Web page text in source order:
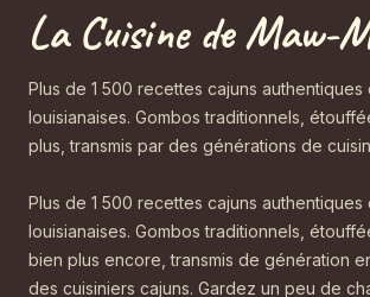
La Cuisine de Maw-
Plus de 1 500 recettes cajuns authentiques
louisianaises. Gombos traditionnels,
plus, transmis par des générations de
Plus de 1 500 recettes cajuns authentiques
louisianaises. Gombos traditionnels,
bien plus encore, transmis de génération
des cuisiniers cajuns. Gardez un peu de